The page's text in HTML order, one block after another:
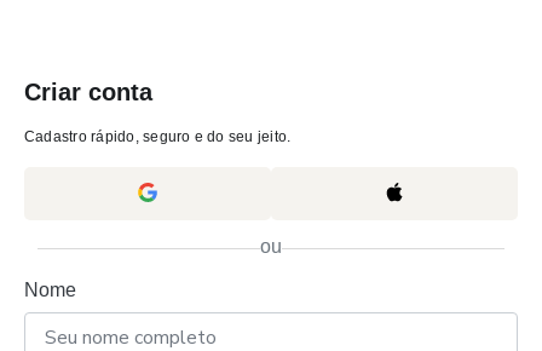
Criar conta
Cadastro rápido, seguro e do seu jeito.
ou
Nome